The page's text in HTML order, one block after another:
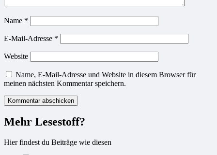
Name *
E-Mail-Adresse *
Website
Name, E-Mail-Adresse und Website in diesem Browser für
meinen nächsten Kommentar speichern.
Mehr Lesestoff?
Hier findest du Beiträge wie diesen